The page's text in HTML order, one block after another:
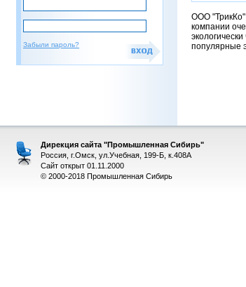
Забыли пароль?
ООО "ТрикКо"
компании
популярные
Дирекция сайта "Промышленная Сибирь"
Россия, г.Омск, ул.Учебная, 199-Б, к.408А
Сайт открыт 01.11.2000
© 2000-2018 Промышленная Сибирь